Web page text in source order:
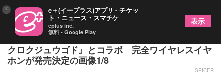
梶裕貴のアパレルブランド『en.365° エンサンビャ
クロクジュウゴド』とコラボ 完全ワイヤレスイヤ
ホンが発売決定の画像1/8
SPICER
× e＋(イープラス)アプリ - チケッ
ト・ニュース・スマチケ
eplus inc.
無料 - Google Play
表示